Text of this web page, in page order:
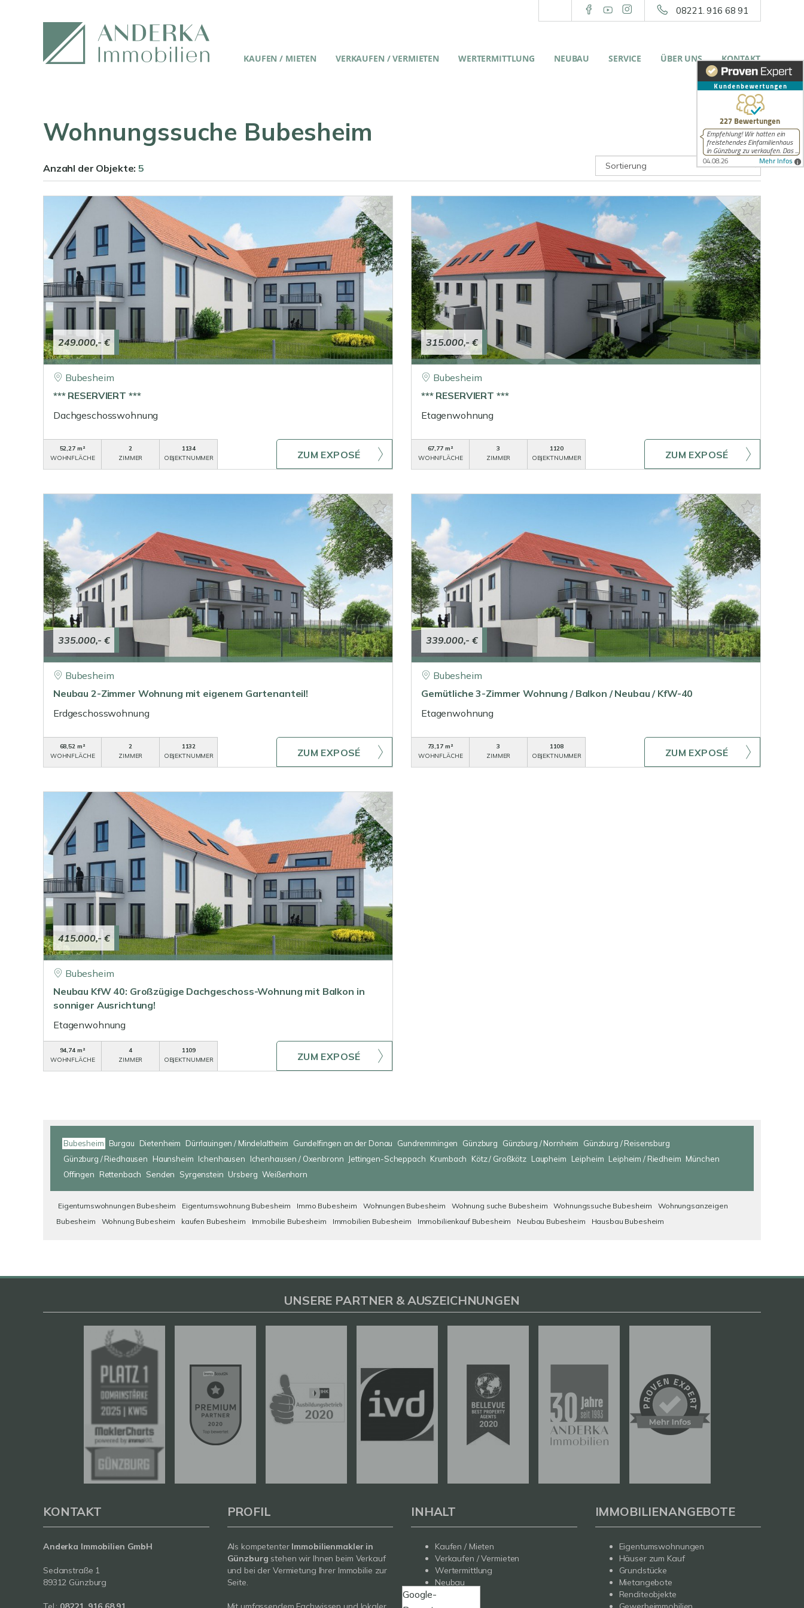
08221. 916 68 91
KAUFEN / MIETEN VERKAUFEN / VERMIETEN WERTERMITTLUNG NEUBAU SERVICE ÜBER UNS KONTAKT
Wohnungssuche Bubesheim
Anzahl der Objekte:5
249.000,- €
Bubesheim
*** RESERVIERT ***
Dachgeschosswohnung
52,27 m²
WOHNFLÄCHE
2
ZIMMER
1134
OBJEKTNUMMER
ZUM EXPOSÉ
315.000,- €
Bubesheim
*** RESERVIERT ***
Etagenwohnung
67,77 m²
WOHNFLÄCHE
3
ZIMMER
1120
OBJEKTNUMMER
ZUM EXPOSÉ
335.000,- €
Bubesheim
Neubau 2-Zimmer Wohnung mit eigenem Gartenanteil!
Erdgeschosswohnung
68,52 m²
WOHNFLÄCHE
2
ZIMMER
1132
OBJEKTNUMMER
ZUM EXPOSÉ
339.000,- €
Bubesheim
Gemütliche 3-Zimmer Wohnung / Balkon / Neubau / KfW-40
Etagenwohnung
73,17 m²
WOHNFLÄCHE
3
ZIMMER
1108
OBJEKTNUMMER
ZUM EXPOSÉ
415.000,- €
Bubesheim
Neubau KfW 40: Großzügige Dachgeschoss-Wohnung mit Balkon in
sonniger Ausrichtung!
Etagenwohnung
94,74 m²
WOHNFLÄCHE
4
ZIMMER
1109
OBJEKTNUMMER
ZUM EXPOSÉ
Bubesheim Burgau Dietenheim Dürrlauingen / Mindelaltheim Gundelfingen an der Donau Gundremmingen Günzburg Günzburg / Nornheim
Günzburg / Reisensburg
Günzburg / Riedhausen
Haunsheim Ichenhausen Ichenhausen / Oxenbronn Jettingen-Scheppach Krumbach Kötz / Großkötz Laupheim Leipheim Leipheim / Riedheim München
Offingen
Rettenbach Senden Syrgenstein Ursberg Weißenhorn
Eigentumswohnungen Bubesheim Eigentumswohnung Bubesheim Immo Bubesheim Wohnungen Bubesheim Wohnung suche Bubesheim Wohnungssuche Bubesheim
Wohnungsanzeigen
Bubesheim
Wohnung Bubesheim kaufen Bubesheim Immobilie Bubesheim Immobilien Bubesheim Immobilienkauf Bubesheim Neubau Bubesheim Hausbau Bubesheim
Google-
UNSERE PARTNER & AUSZEICHNUNGEN
KONTAKT
Anderka Immobilien GmbH
Sedanstraße 1
89312 Günzburg
PROFIL
Als kompetenter Immobilienmakler in
Günzburg stehen wir Ihnen beim Verkauf
und bei der Vermietung Ihrer Immobilie zur
Seite.
INHALT
Kaufen / Mieten
Verkaufen / Vermieten
Wertermittlung
Neubau
Service
IMMOBILIENANGEBOTE
Eigentumswohnungen
Häuser zum Kauf
Grundstücke
Mietangebote
Renditeobjekte